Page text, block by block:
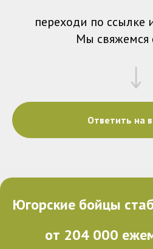
переходи по ссылке
Мы свяжемся
Ответить на
Югорские бойцы
от 204 000